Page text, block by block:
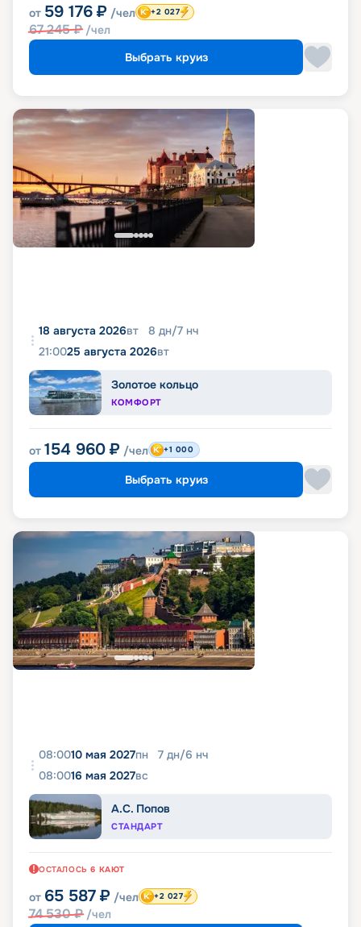
от 59 176 ₽ /чел
67 245₽ /чел
+2 027
Выбрать круиз
18 августа 2026вт 8 дн/7 нч
21:0025 августа 2026вт
Золотое кольцо
КОМФОРТ
от 154 960 ₽ /чел +1 000
Выбрать круиз
08:0010 мая 2027пн 7 дн/6 нч
08:0016 мая 2027вс
А.С. Попов
СТАНДАРТ
ОСТАЛОСЬ 6 КАЮТ
от 65 587 ₽ /чел
74 530₽ /чел
+2 027